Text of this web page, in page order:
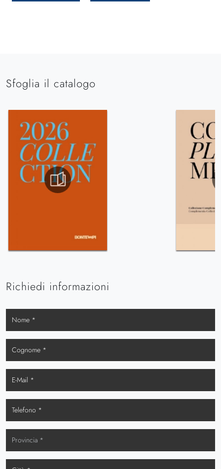
Sfoglia il catalogo
Richiedi informazioni